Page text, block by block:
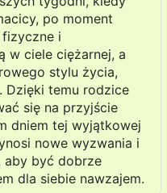
po moment
i
w ciele ciężarnej, a
stylu życia,
temu rodzice
się na przyjście
dniem tej wyjątkowej
nowe wyzwania i
aby być dobrze
dla siebie nawzajem.